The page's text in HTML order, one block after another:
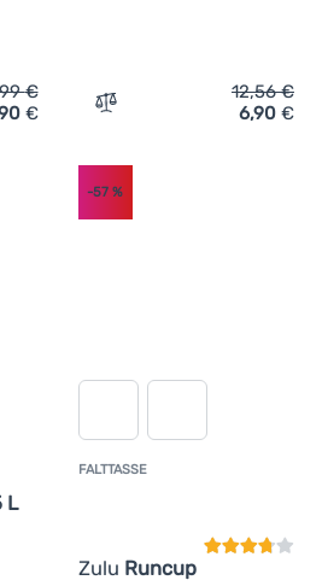
Faltflasche Zulu Soft Flask 350'
€
€ Zum Vergleich 'Flasche
12,56€
6,90 €
L
FALTTASSE
Zulu Runcup
-57 %